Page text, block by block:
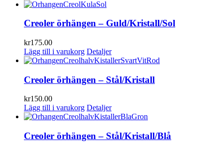
Creoler örhängen – Guld/Kristall/Sol
kr175.00
Lägg till i varukorg Detaljer
Creoler örhängen – Stål/Kristall
kr150.00
Lägg till i varukorg Detaljer
Creoler örhängen – Stål/Kristall/Blå